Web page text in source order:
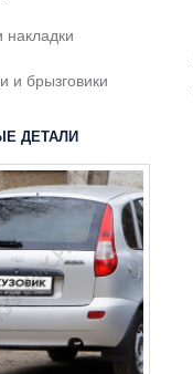
накладки
и брызговики
ДЕТАЛИ